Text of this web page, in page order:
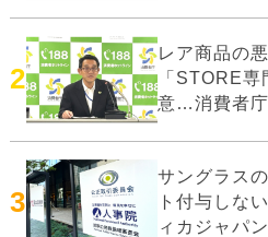
2
レア商品の
「STORE
意…消費者庁
3
サングラス
ト付与しな
ィカジャパ